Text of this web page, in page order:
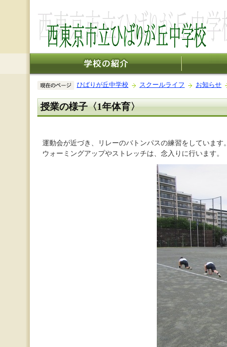
ひばりが丘中学校 スクールライフ お知らせ
授業の様子〈1年体育〉
運動会が近づき、リレーのバトンパスの練習をしています。
ウォーミングアップやストレッチは、念入りに行います。